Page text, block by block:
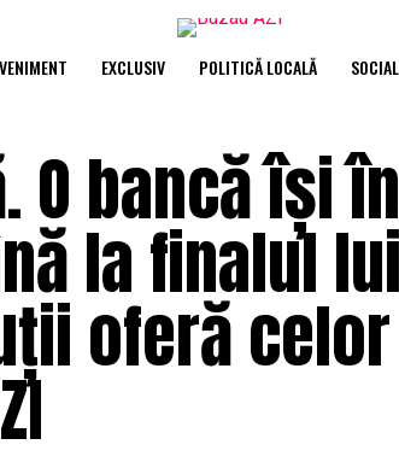
EXCLUSIV POLITICĂ LOCALĂ SOCIAL
O bancă își
la finalul lui
oferă